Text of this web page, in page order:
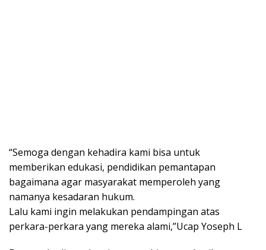
“Semoga dengan kehadira kami bisa untuk
memberikan edukasi, pendidikan pemantapan
bagaimana agar masyarakat memperoleh yang
namanya kesadaran hukum.
Lalu kami ingin melakukan pendampingan atas
perkara-perkara yang mereka alami,”Ucap Yoseph L